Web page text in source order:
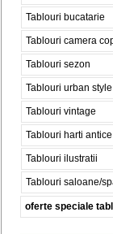
Tablouri bucatarie
Tablouri camera
Tablouri sezon
Tablouri urban style
Tablouri vintage
Tablouri harti antice
Tablouri ilustratii
Tablouri saloane/
oferte speciale